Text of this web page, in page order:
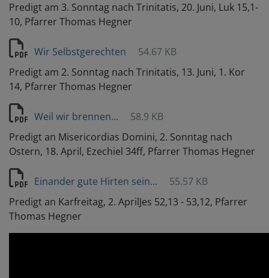
Predigt am 3. Sonntag nach Trinitatis, 20. Juni, Luk 15,1-
10, Pfarrer Thomas Hegner
Wir Selbstgerechten
54.67 KB
Predigt am 2. Sonntag nach Trinitatis, 13. Juni, 1. Kor
14, Pfarrer Thomas Hegner
Weil wir brennen...
58.9 KB
Predigt an Misericordias Domini, 2. Sonntag nach
Ostern, 18. April, Ezechiel 34ff, Pfarrer Thomas Hegner
Einander gute Hirten sein...
55.57 KB
Predigt an Karfreitag, 2. AprilJes 52,13 - 53,12, Pfarrer
Thomas Hegner